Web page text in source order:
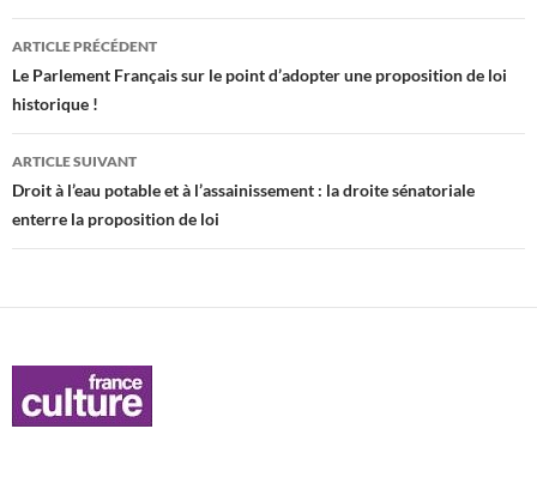
Navigation
des
articles
ARTICLE PRÉCÉDENT
Le Parlement Français sur le point d’adopter une proposition de loi
historique !
ARTICLE SUIVANT
Droit à l’eau potable et à l’assainissement : la droite sénatoriale
enterre la proposition de loi